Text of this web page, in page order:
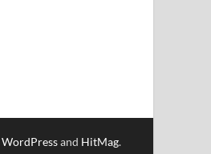
WordPressand HitMag.